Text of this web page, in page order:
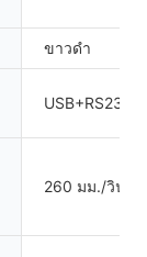
ขาวดำ
260 มม./วินาที